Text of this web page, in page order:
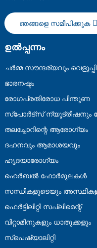
ഞങ്ങളെ സമീപിക്കുക
ഉൽപ്പന്നം
ചർമ്മ സൗന്ദര്യവും
ഭാരനഷ്ടം
രോഗപ്രതിരോധ പിന്തുണ
സ്പോർട്സ് ന്യൂട്രീഷനും
തലച്ചോറിന്റെ ആരോഗ്യം
ദഹനവും ആമാശയവും
ഹൃദയാരോഗ്യം
ഹെർബൽ ഫോർമുലകൾ
സന്ധികളുടെയും
ഫെർട്ടിലിറ്റി സപ്ലിമെന്റ്
വിറ്റാമിനുകളും ധാതുക്കളും
സ്പെഷ്യാലിറ്റി